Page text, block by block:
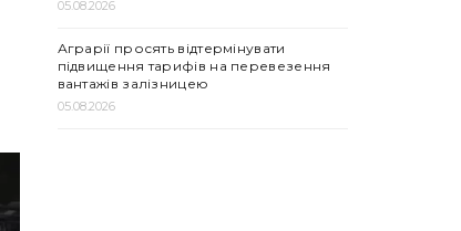
05.08.2026
Аграрії просять відтермінувати
підвищення тарифів на перевезення
вантажів залізницею
05.08.2026